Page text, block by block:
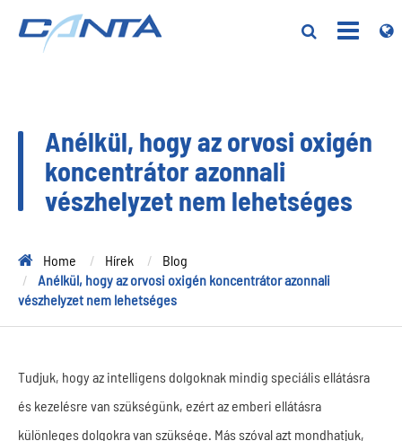
Anélkül, hogy az orvosi oxigén
koncentrátor azonnali
vészhelyzet nem lehetséges
Home Hírek
Blog
Anélkül, hogy az orvosi oxigén koncentrátor azonnali
vészhelyzet nem lehetséges
Tudjuk, hogy az intelligens dolgoknak mindig speciális ellátásra
és kezelésre van szükségünk, ezért az emberi ellátásra
különleges dolgokra van szüksége. Más szóval azt mondhatjuk,